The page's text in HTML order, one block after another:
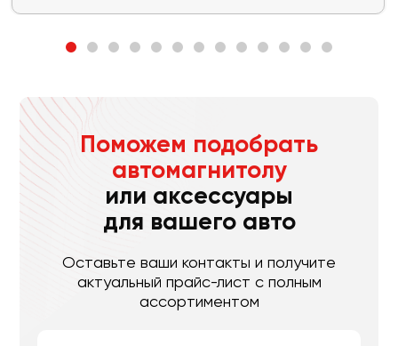
Поможем подобрать
автомагнитолу
или аксессуары
для вашего авто
Оставьте ваши контакты и получите
актуальный прайс-лист с полным
ассортиментом